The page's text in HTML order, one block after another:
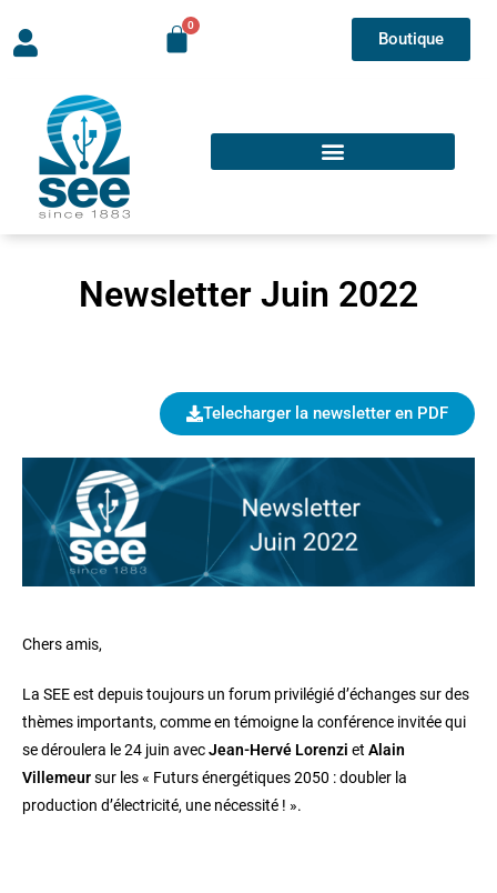
Boutique
Newsletter Juin 2022
Telecharger la newsletter en PDF
Chers amis,
La SEE est depuis toujours un forum privilégié d’échanges sur des
thèmes importants, comme en témoigne la conférence invitée qui
se déroulera le 24 juin avecJean-Hervé Lorenzi et Alain
Villemeursur les « Futurs énergétiques 2050 : doubler la
production d’électricité, une nécessité ! ».